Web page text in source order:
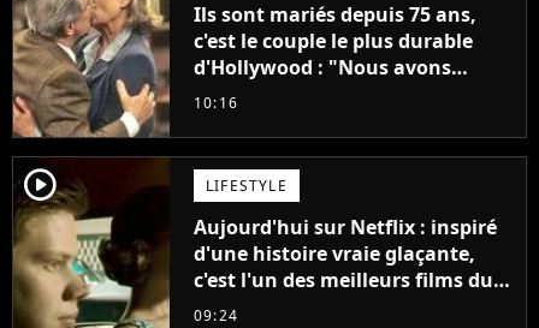
Ils sont mariés depuis 75 ans,
c'est le couple le plus durable
d'Hollywood : "Nous avons
avancé jour après jour, et les
décennies"
10:16
player2 LIFESTYLE
Aujourd'hui sur Netflix : inspiré
d'une histoire vraie glaçante,
c'est l'un des meilleurs films du
21ème siècle
09:24